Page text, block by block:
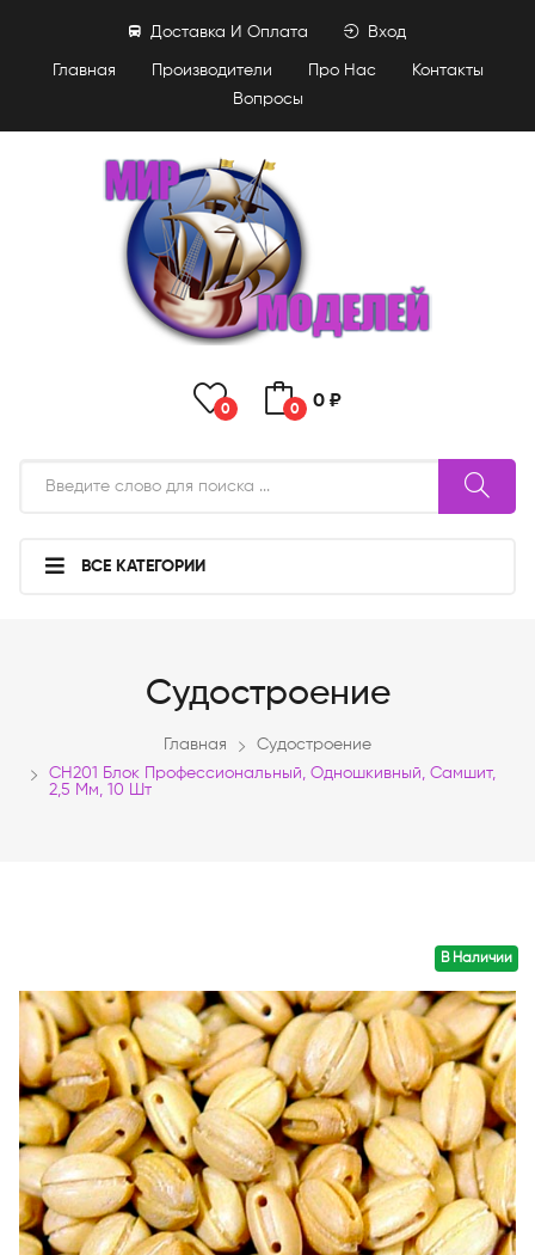
Главная Производители Про Нас
Контакты
Вопросы
Доставка И Оплата Вход
0 0 0 ₽
ВСЕ КАТЕГОРИИ
Судостроение
Главная
Судостроение
CH201 Блок Профессиональный, Одношкивный, Самшит,
2,5 Мм, 10 Шт
В Наличии